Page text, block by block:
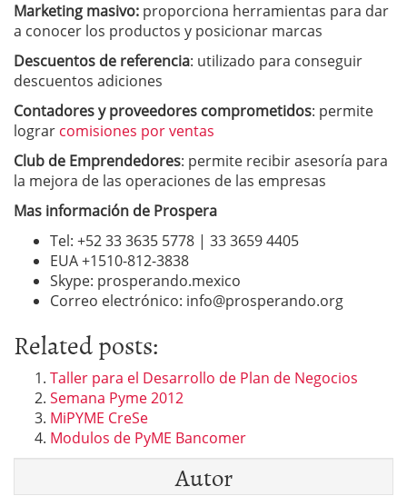
Marketing masivo: proporciona herramientas para dar
a conocer los productos y posicionar marcas
Descuentos de referencia: utilizado para conseguir
descuentos adiciones
Contadores y proveedores comprometidos: permite
lograr comisiones por ventas
Club de Emprendedores: permite recibir asesoría para
la mejora de las operaciones de las empresas
Mas información de Prospera
Tel: +52 33 3635 5778 | 33 3659 4405
EUA +1510-812-3838
Skype: prosperando.mexico
Correo electrónico: info@prosperando.org
Related posts:
Taller para el Desarrollo de Plan de Negocios
Semana Pyme 2012
MiPYME CreSe
Modulos de PyME Bancomer
Autor